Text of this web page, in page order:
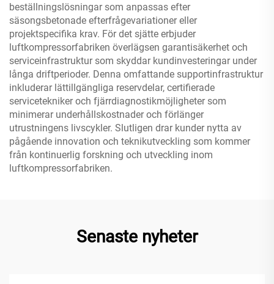
beställningslösningar som anpassas efter
säsongsbetonade efterfrågevariationer eller
projektspecifika krav. För det sjätte erbjuder
luftkompressorfabriken överlägsen garantisäkerhet och
serviceinfrastruktur som skyddar kundinvesteringar under
långa driftperioder. Denna omfattande supportinfrastruktur
inkluderar lättillgängliga reservdelar, certifierade
servicetekniker och fjärrdiagnostikmöjligheter som
minimerar underhållskostnader och förlänger
utrustningens livscykler. Slutligen drar kunder nytta av
pågående innovation och teknikutveckling som kommer
från kontinuerlig forskning och utveckling inom
luftkompressorfabriken.
Senaste nyheter